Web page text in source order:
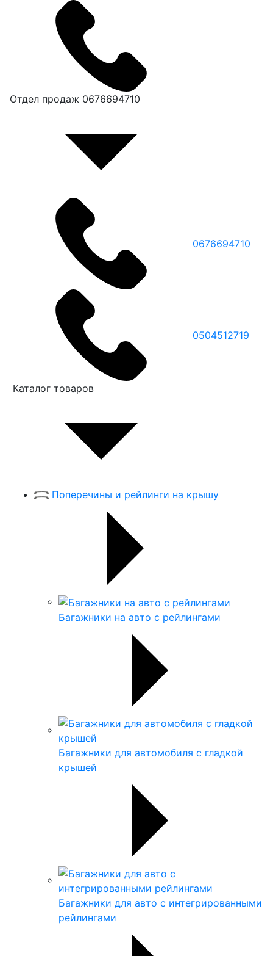
Отдел продаж 0676694710
0676694710
0504512719
Каталог товаров
Поперечины и рейлинги на крышу
Багажники на авто с рейлингами
Багажники для автомобиля с гладкой
крышей
Багажники для авто с интегрированными
рейлингами